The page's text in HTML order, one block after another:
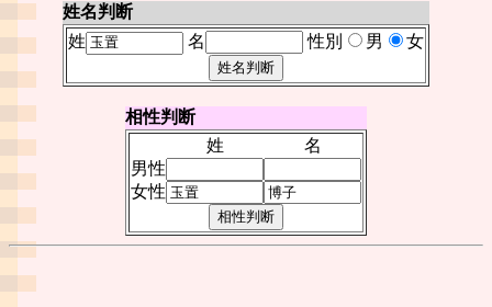
姓名判断
姓
名 性別 男 女
相性判断
姓
名
男性
女性